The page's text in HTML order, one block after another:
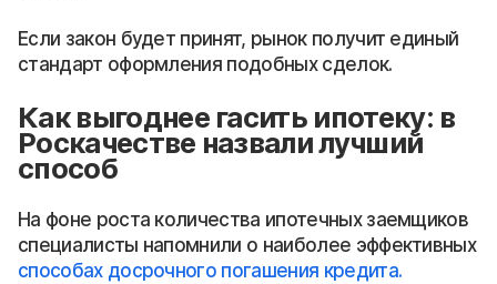
Если закон будет принят, рынок получит единый
стандарт оформления подобных сделок.
Как выгоднее гасить ипотеку: в
Роскачестве назвали лучший
способ
На фоне роста количества ипотечных заемщиков
специалисты напомнили о наиболее эффективных
способах досрочного погашения кредита.